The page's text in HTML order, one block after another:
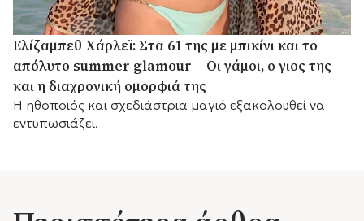
Ελίζαμπεθ Χάρλεϊ: Στα 61 της με μπικίνι και το
απόλυτο summer glamour – Οι γάμοι, ο γιος της
και η διαχρονική ομορφιά της
Η ηθοποιός και σχεδιάστρια μαγιό εξακολουθεί να
εντυπωσιάζει.